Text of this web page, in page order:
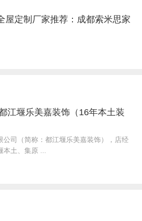
屋定制厂家推荐：成都索米思家
江堰乐美嘉装饰（16年本土装
公司（简称：都江堰乐美嘉装饰），店经
土、集原 ...